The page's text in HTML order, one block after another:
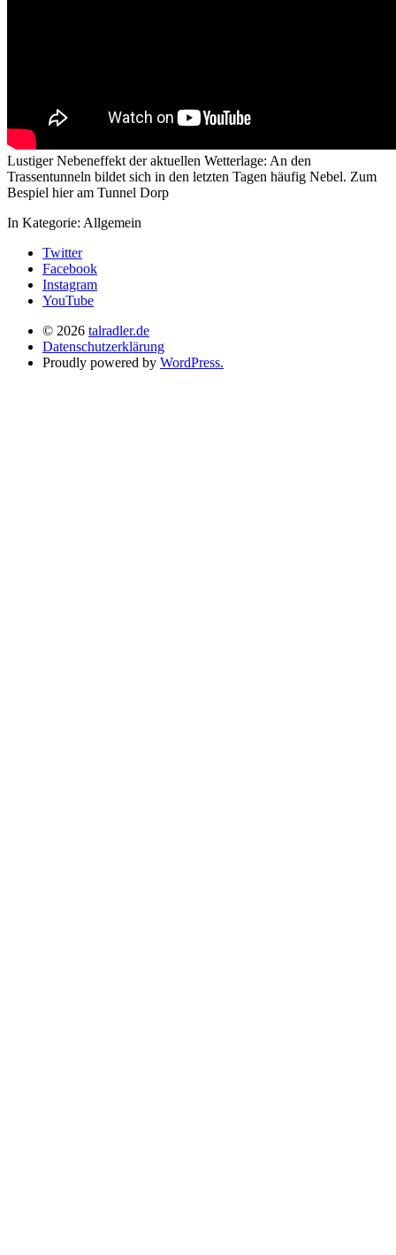
Lustiger Nebeneffekt der aktuellen Wetterlage: An den
Trassentunneln bildet sich in den letzten Tagen häufig Nebel. Zum
Bespiel hier am Tunnel Dorp
In Kategorie: Allgemein
Twitter
Facebook
Instagram
YouTube
© 2026 talradler.de
Datenschutzerklärung
Proudly powered by WordPress.